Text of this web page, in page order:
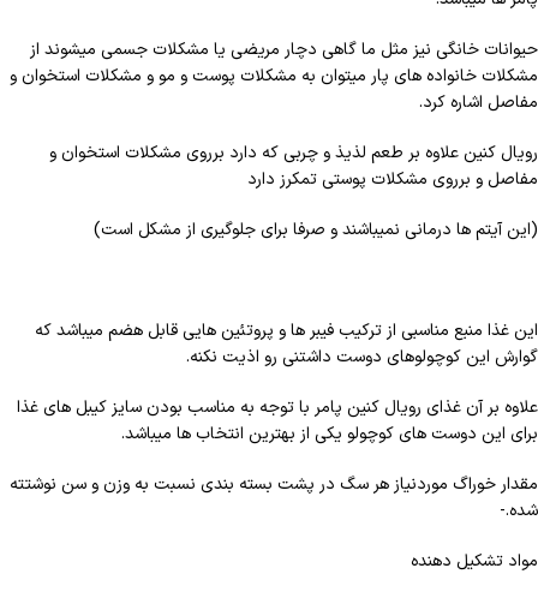
حیوانات خانگی نیز مثل ما گاهی دچار مریضی یا مشکلات جسمی میشوند از
مشکلات خانواده های پار میتوان به مشکلات پوست و مو و مشکلات استخوان و
مفاصل اشاره کرد.
رویال کنین علاوه بر طعم لذیذ و چربی که دارد برروی مشکلات استخوان و
مفاصل و برروی مشکلات پوستی تمکرز دارد
(این آیتم ها درمانی نمیباشند و صرفا برای جلوگیری از مشکل است)
این غذا منبع مناسبی از ترکیب فیبر ها و پروتئین هایی قابل هضم میباشد که
گوارش این کوچولوهای دوست داشتنی رو اذیت نکنه.
علاوه بر آن غذای رویال کنین پامر با توجه به مناسب بودن سایز کیبل های غذا
برای این دوست های کوچولو یکی از بهترین انتخاب ها میباشد.
مقدار خوراگ موردنیاز هر سگ در پشت بسته بندی نسبت به وزن و سن نوشتته
شده.-
مواد تشکیل دهنده